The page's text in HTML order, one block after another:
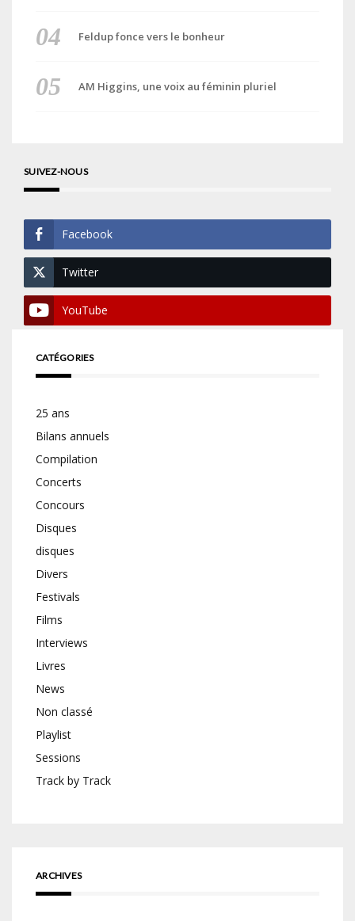
Feldup fonce vers le bonheur
AM Higgins, une voix au féminin pluriel
SUIVEZ-NOUS
Facebook
Twitter
YouTube
CATÉGORIES
25 ans
Bilans annuels
Compilation
Concerts
Concours
Disques
disques
Divers
Festivals
Films
Interviews
Livres
News
Non classé
Playlist
Sessions
Track by Track
ARCHIVES